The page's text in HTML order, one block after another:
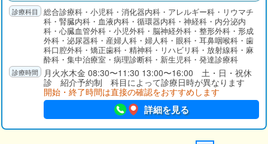
ナビダイヤル 0570-003-876
総合診療科・小児科・消化器内科・アレルギー科・リウマチ
科・腎臓内科・血液内科・循環器内科・神経科・内分泌内
科・心臓血管外科・小児外科・脳神経外科・整形外科・形成
外科・泌尿器科・産婦人科・婦人科・眼科・耳鼻咽喉科・歯
科口腔外科・矯正歯科・精神科・リハビリ科・放射線科・麻
酔科・集中治療室・病理診断科・新生児科・発達診療科
月火水木金 08:30〜11:30 13:00〜16:00 土・日・祝休
診 紹介予約制 科目によって診療日時が異なります
開始・終了時間は直接の確認をおすすめします
詳細を見る